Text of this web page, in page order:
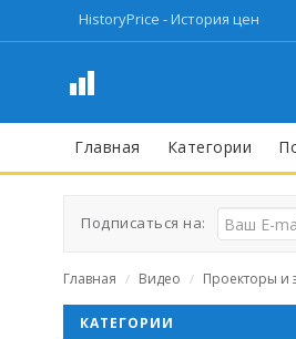
HistoryPrice - История цен
Главная Категории
Подписаться на:
Главная / Видео / Проекторы и
КАТЕГОРИИ